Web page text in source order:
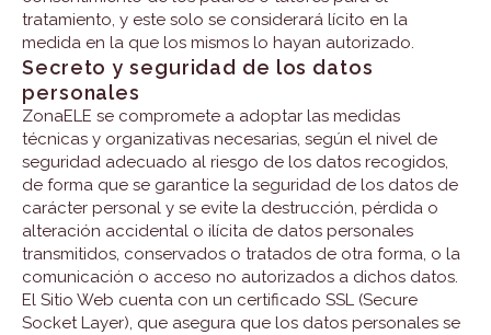
tratamiento, y este solo se considerará lícito en la
medida en la que los mismos lo hayan autorizado.
Secreto y seguridad de los datos
personales
ZonaELE se compromete a adoptar las medidas
técnicas y organizativas necesarias, según el nivel de
seguridad adecuado al riesgo de los datos recogidos,
de forma que se garantice la seguridad de los datos de
carácter personal y se evite la destrucción, pérdida o
alteración accidental o ilícita de datos personales
transmitidos, conservados o tratados de otra forma, o la
comunicación o acceso no autorizados a dichos datos.
El Sitio Web cuenta con un certificado SSL (Secure
Socket Layer), que asegura que los datos personales se